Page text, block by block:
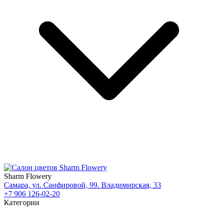
Sharm Flowery
Самара, ул. Санфировой, 99. Владимирская, 33
+7 906 126-02-20
Категории